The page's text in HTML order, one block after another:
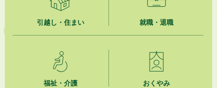
【日本DX大賞2026】ポスターセッション最優秀賞を受賞しました！
市民の勇気ある応急手当に感謝状を贈呈しました
夏季休暇期間 開業医等診療予定
引越し・住まい 就職・退職
福祉・介護 おくやみ